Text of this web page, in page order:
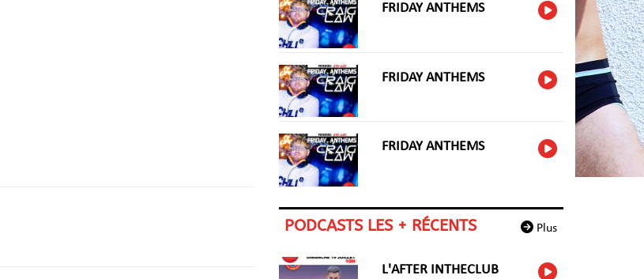
FRIDAY ANTHEMS
FRIDAY ANTHEMS
FRIDAY ANTHEMS
Plus
PODCASTS LES + RÉCENTS
L'AFTER INTHECLUB